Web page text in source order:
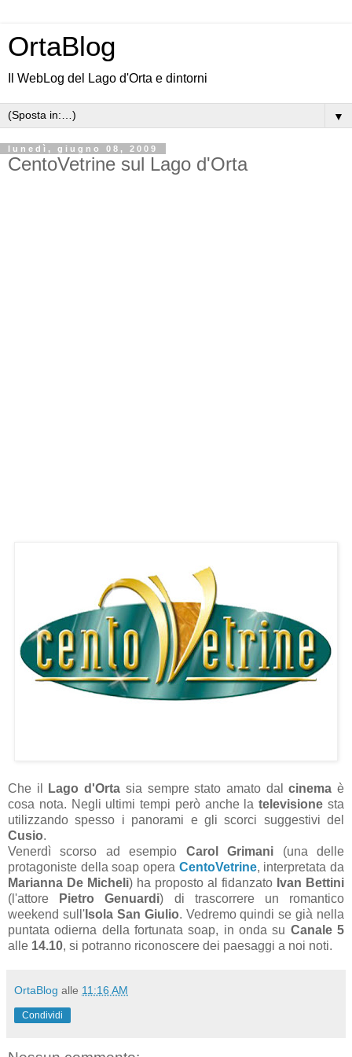
OrtaBlog
Il WebLog del Lago d'Orta e dintorni
▼
lunedì, giugno 08, 2009
CentoVetrine sul Lago d'Orta
Che il Lago d'Orta sia sempre stato amato dalcinema è
cosa nota. Negli ultimi tempi però anche latelevisione sta
utilizzando spesso i panorami e gli scorci suggestivi del
Cusio.
Venerdì scorso ad esempio Carol Grimani (una delle
protagoniste della soap opera CentoVetrine, interpretata da
Marianna De Micheli) ha proposto al fidanzato Ivan Bettini
(l'attore
Pietro Genuardi) di trascorrere un romantico
weekend sull'Isola San Giulio. Vedremo quindi se già nella
puntata odierna della fortunata soap, in onda su Canale 5
alle 14.10, si potranno riconoscere dei paesaggi a noi noti.
OrtaBlog alle 11:16 AM
Condividi